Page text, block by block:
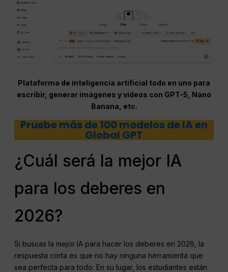
Plataforma de inteligencia artificial todo en uno para
escribir, generar imágenes y vídeos con GPT-5, Nano
Banana, etc.
Pruebe más de 100 modelos de IA en
Global GPT
¿Cuál será la mejor IA
para los deberes en
2026?
Si buscas la mejor IA para hacer los deberes en 2026, la
respuesta corta es que no hay ninguna herramienta que
sea perfecta para todo. En su lugar, los estudiantes están